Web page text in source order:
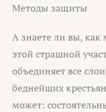
Методы защиты
А знаете ли вы,
этой страшной
объединяет все
беднейших
может: